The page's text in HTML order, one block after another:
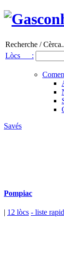
Recherche /
Lòcs :
Savés
Pompiac
| 12 lòcs - liste